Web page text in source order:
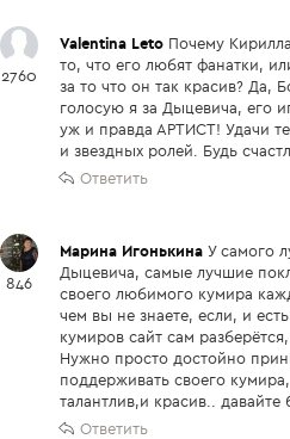
2760
Valentina Leto Почему
то, что его любят фанатки,
за то что он так красив? Да,
голосую я за Дыцевича, его
уж и правда АРТИСТ! Удачи
и звездных ролей. Будь
Ответить
846
Марина Игонькина У самого
Дыцевича, самые лучшие
своего любимого кумира
чем вы не знаете, если, и
кумиров сайт сам
Нужно просто достойно
поддерживать своего
талантлив,и красив.. давайте
Ответить